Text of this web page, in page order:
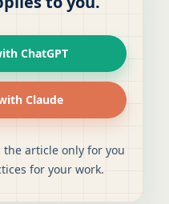
ChatGPT
Claude
the article only for you
for your work.